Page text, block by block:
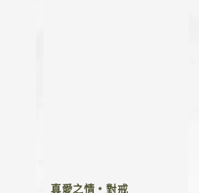
真愛之情﹡對戒